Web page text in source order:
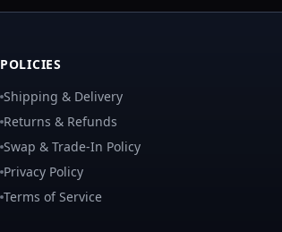
POLICIES
Shipping & Delivery
Returns & Refunds
Swap & Trade-In Policy
Privacy Policy
Terms of Service